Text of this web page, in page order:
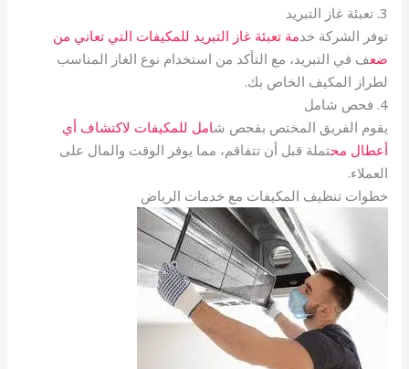
3. تعبئة غاز التبريد
توفر الشركة خد مة تعبئة غاز التبريد للمكيفات التي تعاني من
ضعف في التبريد، مع التأكد من استخدام نوع الغاز المناسب
لطراز المكيف الخاص بك.
4. فحص شامل
يقوم الفريق المختص بفحص شامل للمكيفات لاكتشاف أي
أعطال محتملة قبل أن تتفاقم، مما يوفر الوقت والمال على
العملاء.
خطوات تنظيف المكيفات مع خدمات الرياض